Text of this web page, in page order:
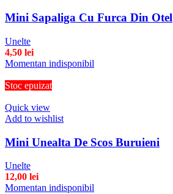
Mini Sapaliga Cu Furca Din Otel
Unelte
4,50 lei
Momentan indisponibil
Stoc epuizat
Quick view
Add to wishlist
Mini Unealta De Scos Buruieni
Unelte
12,00 lei
Momentan indisponibil